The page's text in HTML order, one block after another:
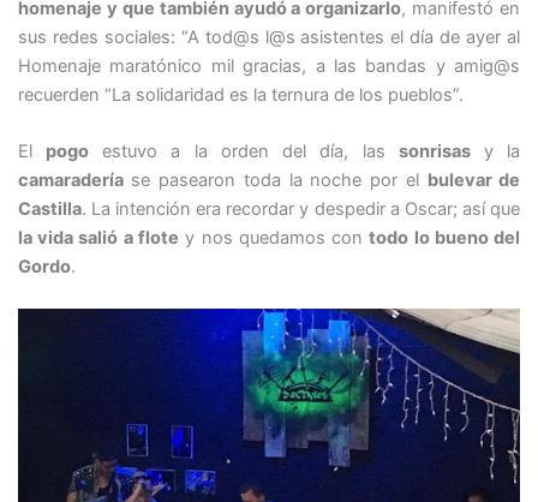
homenaje y que también ayudó a organizarlo, manifestó en
sus redes sociales: “A tod@s l@s asistentes el día de ayer al
Homenaje maratónico mil gracias, a las bandas y amig@s
recuerden “La solidaridad es la ternura de los pueblos”.
El pogoestuvo a la orden del día, las sonrisasy la
camaraderíase pasearon toda la noche por el bulevar de
Castilla. La intención era recordar y despedir a Oscar; así que
la vida salió a flote y nos quedamos contodo lo bueno del
Gordo.